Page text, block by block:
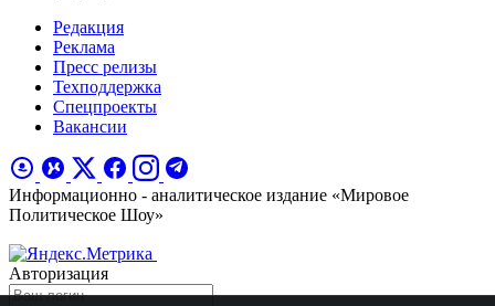
Редакция
Реклама
Пресс релизы
Техподдержка
Спецпроекты
Вакансии
Информационно - аналитическое издание «Мировое
Политическое Шоу»
Авторизация